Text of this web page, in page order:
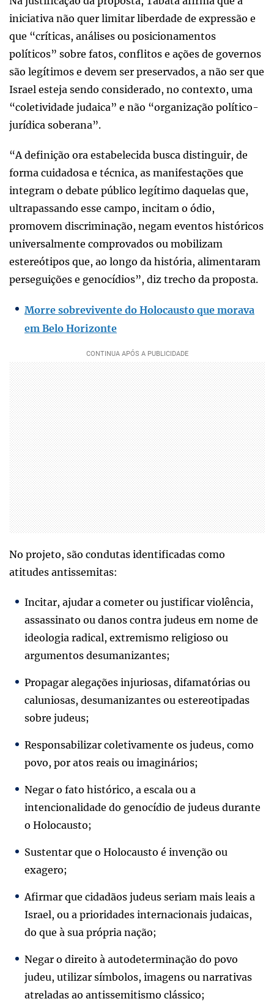
iniciativa não quer limitar liberdade de expressão e
que “críticas, análises ou posicionamentos
políticos” sobre fatos, conflitos e ações de governos
são legítimos e devem ser preservados, a não ser que
Israel esteja sendo considerado, no contexto, uma
“coletividade judaica” e não “organização político-
jurídica soberana”.
“A definição ora estabelecida busca distinguir, de
forma cuidadosa e técnica, as manifestações que
integram o debate público legítimo daquelas que,
ultrapassando esse campo, incitam o ódio,
promovem discriminação, negam eventos históricos
universalmente comprovados ou mobilizam
estereótipos que, ao longo da história, alimentaram
perseguições e genocídios”, diz trecho da proposta.
Morre sobrevivente do Holocausto que morava
em Belo Horizonte
No projeto, são condutas identificadas como
atitudes antissemitas:
Incitar, ajudar a cometer ou justificar violência,
assassinato ou danos contra judeus em nome de
ideologia radical, extremismo religioso ou
argumentos desumanizantes;
Propagar alegações injuriosas, difamatórias ou
caluniosas, desumanizantes ou estereotipadas
sobre judeus;
Responsabilizar coletivamente os judeus, como
povo, por atos reais ou imaginários;
Negar o fato histórico, a escala ou a
intencionalidade do genocídio de judeus durante
o Holocausto;
Sustentar que o Holocausto é invenção ou
exagero;
Afirmar que cidadãos judeus seriam mais leais a
Israel, ou a prioridades internacionais judaicas,
do que à sua própria nação;
Negar o direito à autodeterminação do povo
judeu, utilizar símbolos, imagens ou narrativas
atreladas ao antissemitismo clássico;